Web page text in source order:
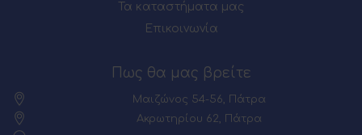
Τα καταστήματα μας
Επικοινωνία
Πως θα μας βρείτε
Μαιζώνος 54-56, Πάτρα
Ακρωτηρίου 62, Πάτρα